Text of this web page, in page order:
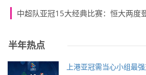
中超队亚冠15大经典比赛：恒大两度
半年热点
上港亚冠需当心小组最